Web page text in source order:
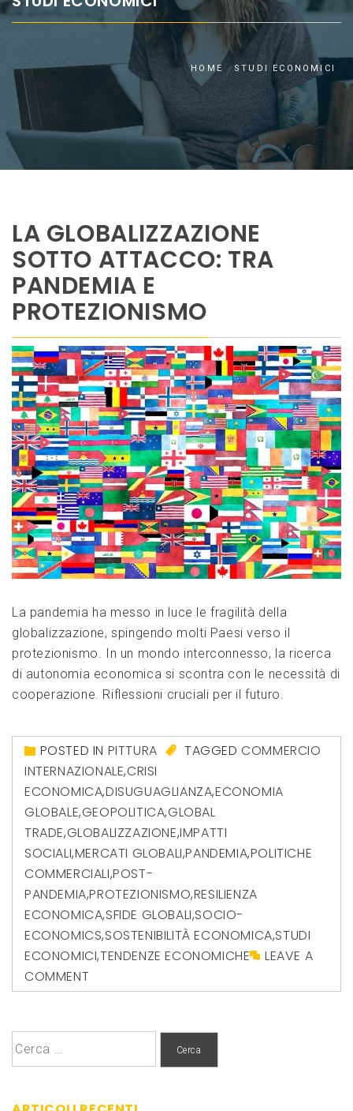
HOME STUDI ECONOMICI
LA GLOBALIZZAZIONE
SOTTO ATTACCO: TRA
PANDEMIA E
PROTEZIONISMO
La pandemia ha messo in luce le fragilità della
globalizzazione, spingendo molti Paesi verso il
protezionismo. In un mondo interconnesso, la ricerca
di autonomia economica si scontra con le necessità di
cooperazione. Riflessioni cruciali per il futuro.
POSTED IN PITTURA TAGGEDCOMMERCIO
INTERNAZIONALE,CRISI
ECONOMICA,DISUGUAGLIANZA,ECONOMIA
GLOBALE,GEOPOLITICA,GLOBAL
TRADE,GLOBALIZZAZIONE,IMPATTI
SOCIALI,MERCATI GLOBALI,PANDEMIA,POLITICHE
COMMERCIALI,POST-
PANDEMIA,PROTEZIONISMO,RESILIENZA
ECONOMICA,SFIDE GLOBALI,SOCIO-
ECONOMICS,SOSTENIBILITÀ ECONOMICA,STUDI
ECONOMICI,TENDENZE ECONOMICHE
LEAVE A
COMMENT
Ricerca